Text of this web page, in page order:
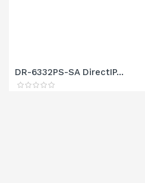
DR-6332PS-SA DirectIP...